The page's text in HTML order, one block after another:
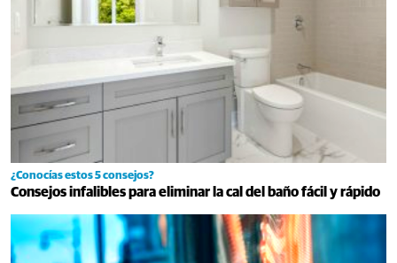
¿Conocías estos 5 consejos?
Consejos infalibles para eliminar la cal del baño fácil y rápido